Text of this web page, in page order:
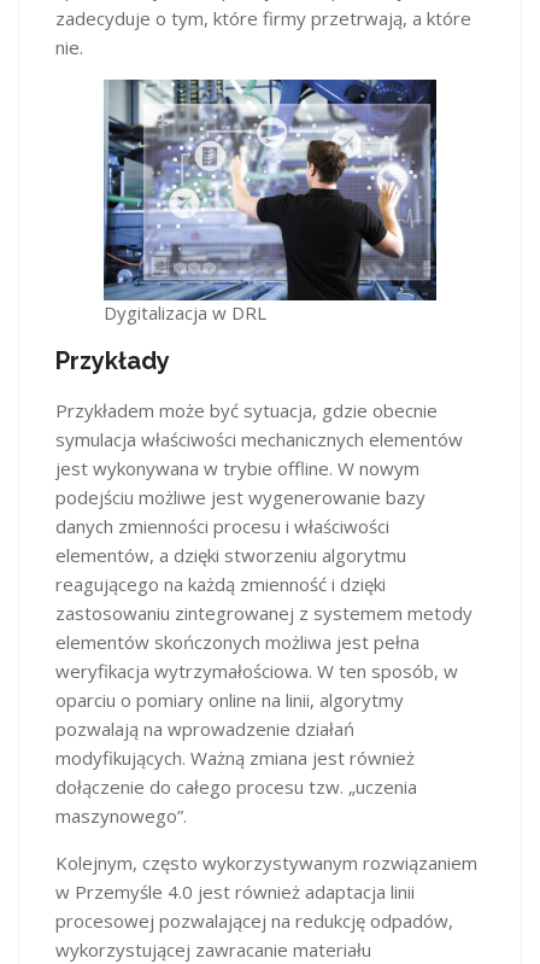
zadecyduje o tym, które firmy przetrwają, a które
nie.
Dygitalizacja w DRL
Przykłady
Przykładem może być sytuacja, gdzie obecnie
symulacja właściwości mechanicznych elementów
jest wykonywana w trybie offline. W nowym
podejściu możliwe jest wygenerowanie bazy
danych zmienności procesu i właściwości
elementów, a dzięki stworzeniu algorytmu
reagującego na każdą zmienność i dzięki
zastosowaniu zintegrowanej z systemem metody
elementów skończonych możliwa jest pełna
weryfikacja wytrzymałościowa. W ten sposób, w
oparciu o pomiary online na linii, algorytmy
pozwalają na wprowadzenie działań
modyfikujących. Ważną zmiana jest również
dołączenie do całego procesu tzw. „uczenia
maszynowego”.
Kolejnym, często wykorzystywanym rozwiązaniem
w Przemyśle 4.0 jest również adaptacja linii
procesowej pozwalającej na redukcję odpadów,
wykorzystującej zawracanie materiału